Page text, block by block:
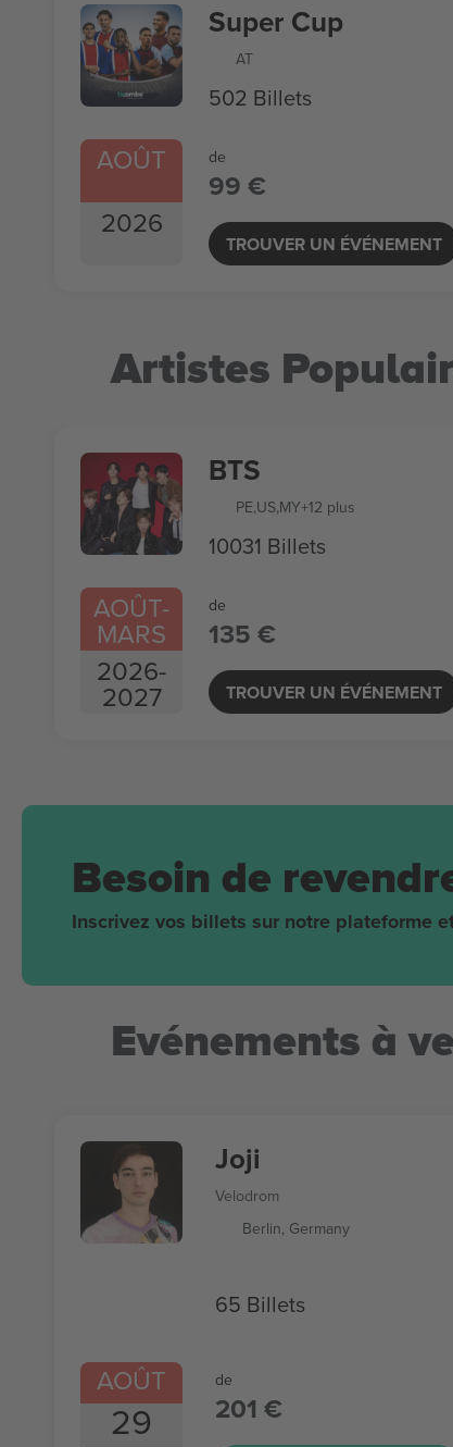
AOÛT
2026
Super Cup
AT
502 Billets
de
99 €
TROUVER UN ÉVÉNEMENT
Artistes
AOÛT-
MARS
2026-
2027
BTS
PE,US,MY+12 plus
10031 Billets
de
135 €
TROUVER UN ÉVÉNEMENT
Besoin de
Inscrivez vos billets sur notre plateforme
Evénements à
AOÛT
29
Joji
Velodrom
Berlin, Germany
65 Billets
de
201 €